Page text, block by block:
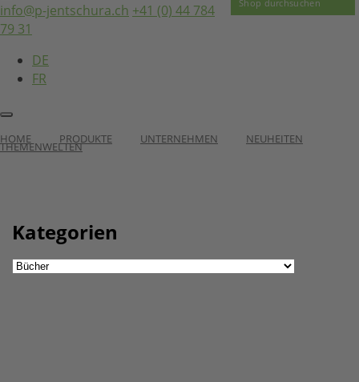
info@p-jentschura.ch +41 (0) 44 784
79 31
DE
FR
HOME PRODUKTE UNTERNEHMEN NEUHEITEN
THEMENWELTEN
Kategorien